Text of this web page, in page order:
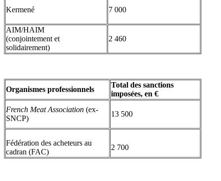
Kermené 7 000
AIM/HAIM
(conjointement et
solidairement)
2 460
Organismes professionnels
Total des sanctions
imposées, en €
French Meat Association (ex-
SNCP)
13 500
Fédération des acheteurs au
cadran (FAC)
2 700